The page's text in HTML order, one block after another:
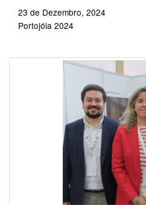
23 de Dezembro, 2024
Portojóia 2024